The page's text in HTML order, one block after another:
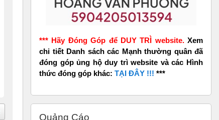
*** Hãy Đóng Góp để DUY TRÌ website. Xem
chi tiết Danh sách các Mạnh thường quân đã
đóng góp ủng hộ duy trì website và các Hình
thức đóng góp khác: TẠI ĐÂY !!! ***
Quảng Cáo